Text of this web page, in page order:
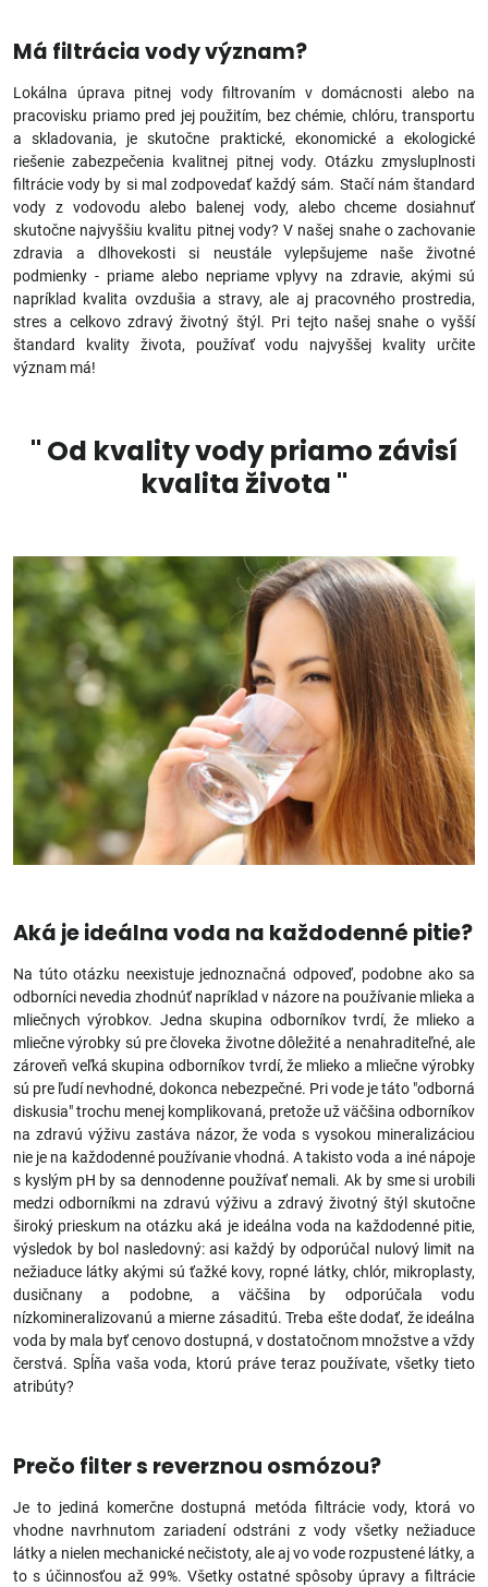
Má filtrácia vody význam?
Lokálna úprava pitnej vody filtrovaním v domácnosti alebo na
pracovisku priamo pred jej použitím, bez chémie, chlóru, transportu
a skladovania, je skutočne praktické, ekonomické a ekologické
riešenie zabezpečenia kvalitnej pitnej vody. Otázku zmysluplnosti
filtrácie vody by si mal zodpovedať každý sám. Stačí nám štandard
vody z vodovodu alebo balenej vody, alebo chceme dosiahnuť
skutočne najvyššiu kvalitu pitnej vody? V našej snahe o zachovanie
zdravia a dlhovekosti si neustále vylepšujeme naše životné
podmienky - priame alebo nepriame vplyvy na zdravie, akými sú
napríklad kvalita ovzdušia a stravy, ale aj pracovného prostredia,
stres a celkovo zdravý životný štýl. Pri tejto našej snahe o vyšší
štandard kvality života, používať vodu najvyššej kvality určite
význam má!
" Od kvality vody priamo závisí
kvalita života "
Aká je ideálna voda na každodenné pitie?
Na túto otázku neexistuje jednoznačná odpoveď, podobne ako sa
odborníci nevedia zhodnúť napríklad v názore na používanie mlieka a
mliečnych výrobkov. Jedna skupina odborníkov tvrdí, že mlieko a
mliečne výrobky sú pre človeka životne dôležité a nenahraditeľné, ale
zároveň veľká skupina odborníkov tvrdí, že mlieko a mliečne výrobky
sú pre ľudí nevhodné, dokonca nebezpečné. Pri vode je táto "odborná
diskusia" trochu menej komplikovaná, pretože už väčšina odborníkov
na zdravú výživu zastáva názor, že voda s vysokou mineralizáciou
nie je na každodenné používanie vhodná. A takisto voda a iné nápoje
s kyslým pH by sa dennodenne používať nemali. Ak by sme si urobili
medzi odborníkmi na zdravú výživu a zdravý životný štýl skutočne
široký prieskum na otázku aká je ideálna voda na každodenné pitie,
výsledok by bol nasledovný: asi každý by odporúčal nulový limit na
nežiaduce látky akými sú ťažké kovy, ropné látky, chlór, mikroplasty,
dusičnany a podobne, a väčšina by odporúčala vodu
nízkomineralizovanú a mierne zásaditú. Treba ešte dodať, že ideálna
voda by mala byť cenovo dostupná, v dostatočnom množstve a vždy
čerstvá. Spĺňa vaša voda, ktorú práve teraz používate, všetky tieto
atribúty?
Prečo filter s reverznou osmózou?
Je to jediná komerčne dostupná metóda filtrácie vody, ktorá vo
vhodne navrhnutom zariadení odstráni z vody všetky nežiaduce
látky a nielen mechanické nečistoty, ale aj vo vode rozpustené látky, a
to s účinnosťou až 99%. Všetky ostatné spôsoby úpravy a filtrácie